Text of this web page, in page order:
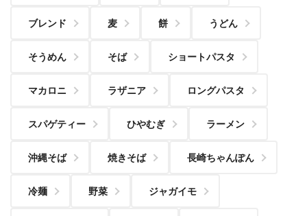
ブレンド 麦 餅 うどん
そうめん そば ショートパスタ
マカロニ ラザニア ロングパスタ
スパゲティー ひやむぎ ラーメン
沖縄そば 焼きそば 長崎ちゃんぽん
冷麺 野菜 ジャガイモ